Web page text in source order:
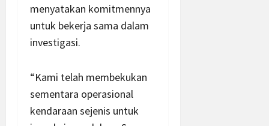
menyatakan komitmennya
untuk bekerja sama dalam
investigasi.
“Kami telah membekukan
sementara operasional
kendaraan sejenis untuk